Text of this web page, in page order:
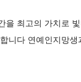
최고의 가치로
니다 연예인지망